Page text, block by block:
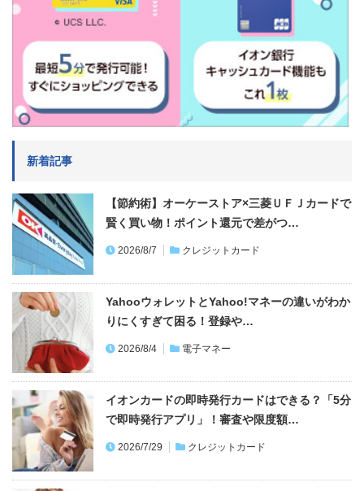
新着記事
【節約術】オーケーストア×三菱ＵＦＪカードで
賢く買い物！ポイント還元で差がつ…
2026/8/7 クレジットカード
YahooウォレットとYahoo!マネーの違いがわか
りにくすぎて困る！登録や…
2026/8/4 電子マネー
イオンカードの即時発行カードはできる？「5分
で即時発行アプリ」！審査や限度額…
2026/7/29 クレジットカード